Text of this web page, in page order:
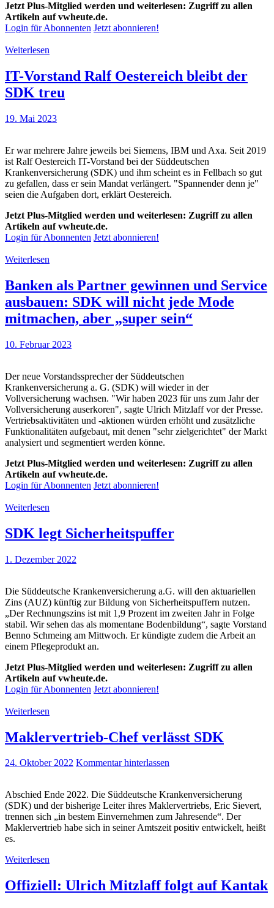
Jetzt Plus-Mitglied werden und weiterlesen: Zugriff zu allen
Artikeln auf vwheute.de.
Login für Abonnenten Jetzt abonnieren!
Weiterlesen
IT-Vorstand Ralf Oestereich bleibt der
SDK treu
19. Mai 2023
Er war mehrere Jahre jeweils bei Siemens, IBM und Axa. Seit 2019
ist Ralf Oestereich IT-Vorstand bei der Süddeutschen
Krankenversicherung (SDK) und ihm scheint es in Fellbach so gut
zu gefallen, dass er sein Mandat verlängert. "Spannender denn je"
seien die Aufgaben dort, erklärt Oestereich.
Jetzt Plus-Mitglied werden und weiterlesen: Zugriff zu allen
Artikeln auf vwheute.de.
Login für Abonnenten Jetzt abonnieren!
Weiterlesen
Banken als Partner gewinnen und Service
ausbauen: SDK will nicht jede Mode
mitmachen, aber „super sein“
10. Februar 2023
Der neue Vorstandssprecher der Süddeutschen
Krankenversicherung a. G. (SDK) will wieder in der
Vollversicherung wachsen. "Wir haben 2023 für uns zum Jahr der
Vollversicherung auserkoren", sagte Ulrich Mitzlaff vor der Presse.
Vertriebsaktivitäten und -aktionen würden erhöht und zusätzliche
Funktionalitäten aufgebaut, mit denen "sehr zielgerichtet" der Markt
analysiert und segmentiert werden könne.
Jetzt Plus-Mitglied werden und weiterlesen: Zugriff zu allen
Artikeln auf vwheute.de.
Login für Abonnenten Jetzt abonnieren!
Weiterlesen
SDK legt Sicherheitspuffer
1. Dezember 2022
Die Süddeutsche Krankenversicherung a.G. will den aktuariellen
Zins (AUZ) künftig zur Bildung von Sicherheitspuffern nutzen.
„Der Rechnungszins ist mit 1,9 Prozent im zweiten Jahr in Folge
stabil. Wir sehen das als momentane Bodenbildung“, sagte Vorstand
Benno Schmeing am Mittwoch. Er kündigte zudem die Arbeit an
einem Pflegeprodukt an.
Jetzt Plus-Mitglied werden und weiterlesen: Zugriff zu allen
Artikeln auf vwheute.de.
Login für Abonnenten Jetzt abonnieren!
Weiterlesen
Maklervertrieb-Chef verlässt SDK
24. Oktober 2022 Kommentar hinterlassen
Abschied Ende 2022. Die Süddeutsche Krankenversicherung
(SDK) und der bisherige Leiter ihres Maklervertriebs, Eric Sievert,
trennen sich „in bestem Einvernehmen zum Jahresende“. Der
Maklervertrieb habe sich in seiner Amtszeit positiv entwickelt, heißt
es.
Weiterlesen
Offiziell: Ulrich Mitzlaff folgt auf Kantak